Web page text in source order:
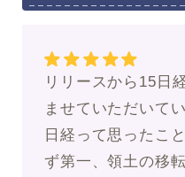
リリースから15日
ませていただいて
日経って思ったこ
ず第一、領土の移